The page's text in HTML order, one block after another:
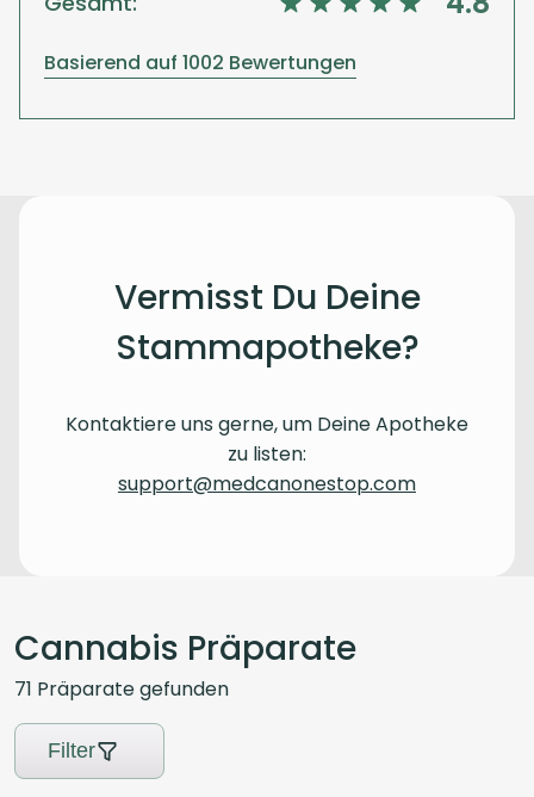
Basierend auf 1002 Bewertungen
Vermisst Du Deine
Stammapotheke?
Kontaktiere uns gerne, um Deine Apotheke
zu listen:
support@medcanonestop.com
Cannabis Präparate
71 Präparategefunden
Filter